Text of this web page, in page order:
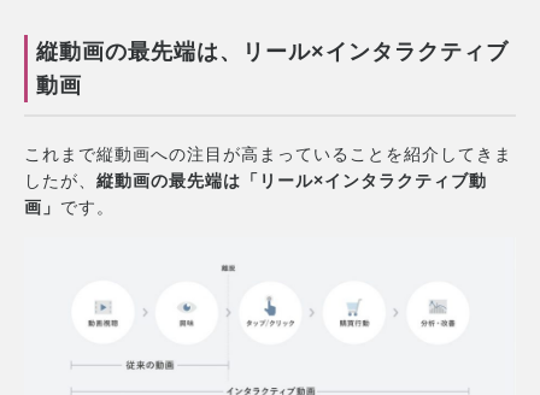
縦動画の最先端は、リール×インタラクティブ
動画
これまで縦動画への注目が高まっていることを紹介してきま
したが、 縦動画の最先端は「リール×インタラクティブ動
画」 です。